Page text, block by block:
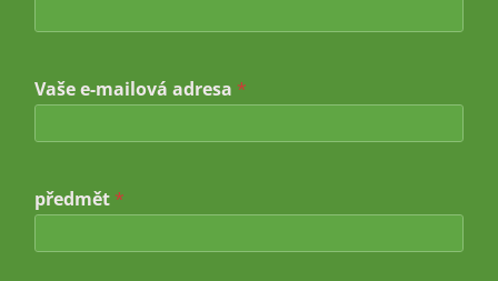
*
j
m
o
Vaše e-mailová adresa *
předmět *